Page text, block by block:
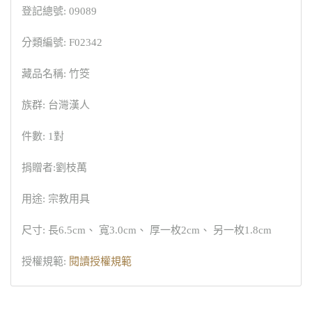
登記總號: 09089
分類編號: F02342
藏品名稱: 竹筊
族群: 台灣漢人
件數: 1對
捐贈者:劉枝萬
用途: 宗教用具
尺寸: 長6.5cm、 寬3.0cm、 厚一枚2cm、 另一枚1.8cm
授權規範: 閱讀授權規範